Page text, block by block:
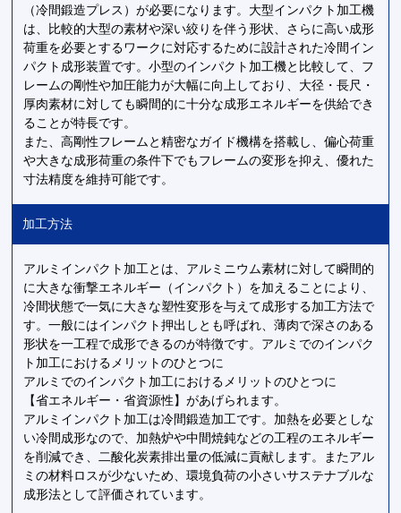
（冷間鍛造プレス）が必要になります。大型インパクト加工機
は、比較的大型の素材や深い絞りを伴う形状、さらに高い成形
荷重を必要とするワークに対応するために設計された冷間イン
パクト成形装置です。小型のインパクト加工機と比較して、フ
レームの剛性や加圧能力が大幅に向上しており、大径・長尺・
厚肉素材に対しても瞬間的に十分な成形エネルギーを供給でき
ることが特長です。
また、高剛性フレームと精密なガイド機構を搭載し、偏心荷重
や大きな成形荷重の条件下でもフレームの変形を抑え、優れた
寸法精度を維持可能です。
加工方法
アルミインパクト加工とは、アルミニウム素材に対して瞬間的
に大きな衝撃エネルギー（インパクト）を加えることにより、
冷間状態で一気に大きな塑性変形を与えて成形する加工方法で
す。一般にはインパクト押出しとも呼ばれ、薄肉で深さのある
形状を一工程で成形できるのが特徴です。アルミでのインパク
ト加工におけるメリットのひとつに
アルミでのインパクト加工におけるメリットのひとつに
【省エネルギー・省資源性】があげられます。
アルミインパクト加工は冷間鍛造加工です。加熱を必要としな
い冷間成形なので、加熱炉や中間焼鈍などの工程のエネルギー
を削減でき、二酸化炭素排出量の低減に貢献します。またアル
ミの材料ロスが少ないため、環境負荷の小さいサステナブルな
成形法として評価されています。